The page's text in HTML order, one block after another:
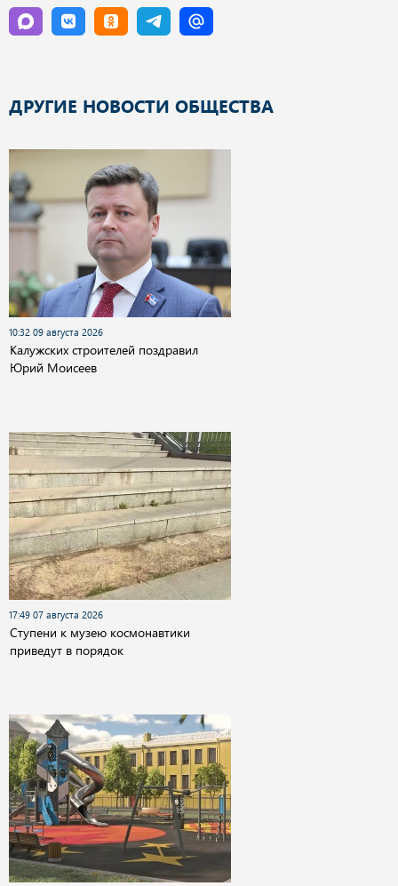
ДРУГИЕ НОВОСТИ ОБЩЕСТВА
10:32 09 августа 2026
Калужских строителей поздравил
Юрий Моисеев
17:49 07 августа 2026
Cтупени к музею космонавтики
приведут в порядок